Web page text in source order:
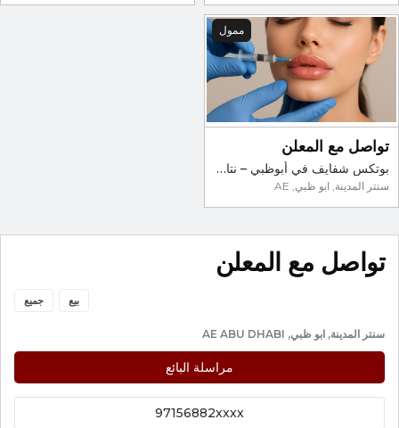
ممول
تواصل مع المعلن
بوتكس شفايف في أبوظبي – نتائج طبيعية وسريعة | عيادة معتمدة
سنتر المدينة, ابو ظبي, AE
تواصل مع المعلن
جميع بيع
سنتر المدينة, ابو ظبي, AE ABU DHABI
مراسلة البائع
97156882xxxx